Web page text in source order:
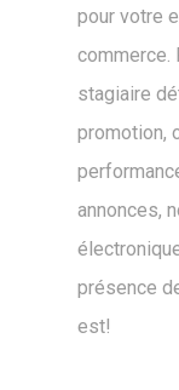
pour votre
commerce.
stagiaire
promotion,
annonces,
présence
est!